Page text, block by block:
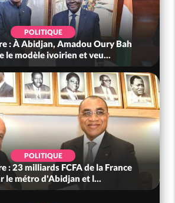
POLITIQUE
: À Abidjan, Amadou Oury Bah
le modèle ivoirien et veu...
POLITIQUE
: 23 milliards FCFA de la France
le métro d'Abidjan et l...